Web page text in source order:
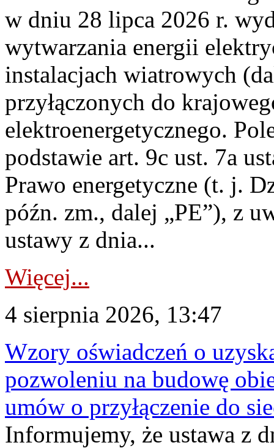
w dniu 28 lipca 2026 r.
wytwarzania energii
instalacjach wiatrowych
przyłączonych do
elektroenergetycznego.
podstawie art. 9c ust. 7a
Prawo energetyczne (t. j.
późn. zm., dalej „PE”), z
ustawy z dnia...
Więcej...
4 sierpnia 2026, 13:47
Wzory oświadczeń o
pozwoleniu na budowę
umów o przyłączenie do
Informujemy, że ustawa z